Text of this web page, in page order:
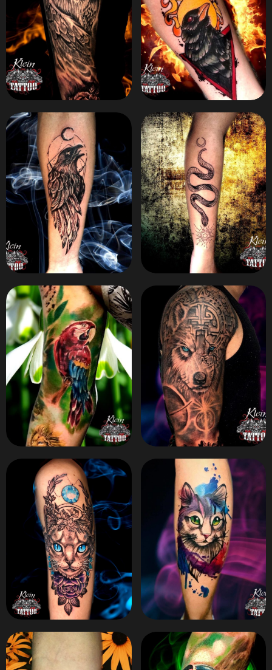
ZOOM ZOOM
ZOOM ZOOM
ZOOM ZOOM
ZOOM ZOOM